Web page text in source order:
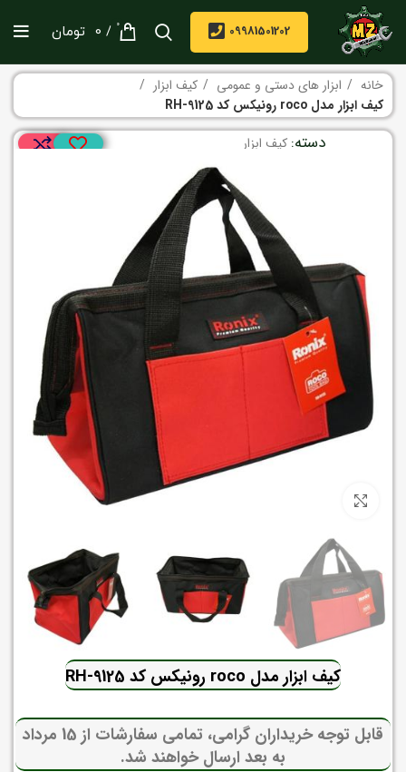
09981501202
0
/
0 تومان
خانه ابزار های دستی و عمومی
کیف ابزار
کیف ابزار مدل roco رونیکس کد RH-9125
دسته: کیف ابزار
کیف ابزار مدل roco رونیکس کد RH-9125
قابل توجه خریداران گرامی، تمامی سفارشات از 15 مرداد
به بعد ارسال خواهند شد.